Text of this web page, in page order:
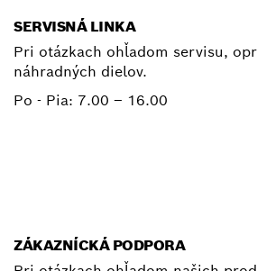
SERVISNÁ LINKA
Pri otázkach ohľadom servisu,
náhradných dielov.
Po - Pia: 7.00 – 16.00
ZÁKAZNÍCKÁ PODPORA